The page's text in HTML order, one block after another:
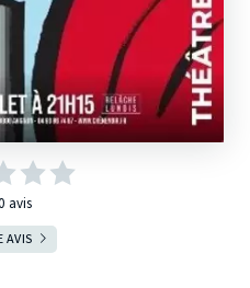
avis
AVIS